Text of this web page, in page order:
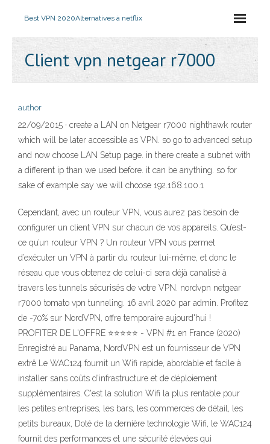
Best VPN 2020Alternatives à netflix
Client vpn netgear r7000
author
22/09/2015 · create a LAN on Netgear r7000 nighthawk router
which will be later accessible as VPN. so go to advanced setup
and now choose LAN Setup page. in there create a subnet with
a different ip than we used before. it can be anything. so for
sake of example say we will choose 192.168.100.1
Cependant, avec un routeur VPN, vous aurez pas besoin de
configurer un client VPN sur chacun de vos appareils. Qu’est-
ce qu’un routeur VPN ? Un routeur VPN vous permet
d’exécuter un VPN à partir du routeur lui-même, et donc le
réseau que vous obtenez de celui-ci sera déjà canalisé à
travers les tunnels sécurisés de votre VPN. nordvpn netgear
r7000 tomato vpn tunneling. 16 avril 2020 par admin. Profitez
de -70% sur NordVPN, offre temporaire aujourd'hui !
PROFITER DE L'OFFRE ⭐⭐⭐⭐⭐ - VPN #1 en France (2020)
Enregistré au Panama, NordVPN est un fournisseur de VPN
extrê Le WAC124 fournit un Wifi rapide, abordable et facile à
installer sans coûts d'infrastructure et de déploiement
supplémentaires. C'est la solution Wifi la plus rentable pour
les petites entreprises, les bars, les commerces de détail, les
petits bureaux, Doté de la dernière technologie Wifi, le WAC124
fournit des performances et une sécurité élevées qui